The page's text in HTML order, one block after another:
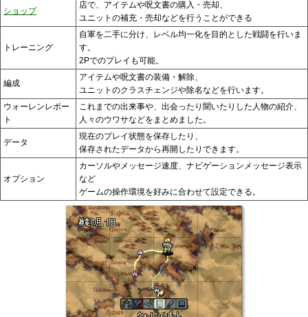
ショップ
店で、アイテムや呪文書の購入・売却、
ユニットの補充・売却などを行うことができる
トレーニング
自軍を二手に分け、レベル均一化を目的とした戦闘を行いま
す。
2Pでのプレイも可能。
編成
アイテムや呪文書の装備・解除、
ユニットのクラスチェンジや除名などを行います。
ウォーレンレポー
ト
これまでの出来事や、出会ったり聞いたりした人物の紹介、
人々のウワサなどをまとめました。
データ
現在のプレイ状態を保存したり、
保存されたデータから再開したりできます。
オプション
カーソルやメッセージ速度、ナビゲーションメッセージ表示
など
ゲームの操作環境を好みに合わせて設定できる。